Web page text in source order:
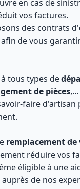
en cas de
vos factures.
des contrats d'
de vous
tous types de
de pièces
faire d'artisan
remplacement
réduire vos
éligible à une
de nos